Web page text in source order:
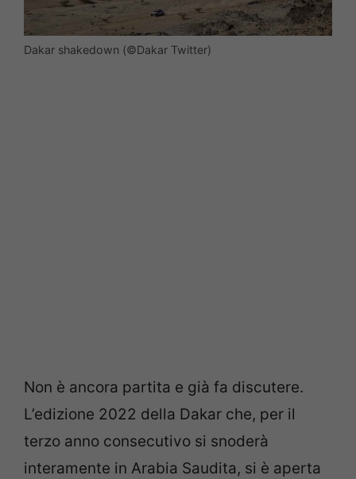
Dakar shakedown (©Dakar Twitter)
Non è ancora partita e già fa discutere.
L’edizione 2022 della Dakar che, per il
terzo anno consecutivo si snoderà
interamente in Arabia Saudita, si è aperta